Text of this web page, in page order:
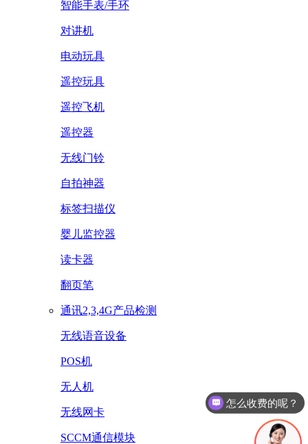
智能手表/手环
对讲机
电动玩具
遥控玩具
遥控飞机
遥控器
无线门铃
自拍神器
标签扫描仪
婴儿监控器
读卡器
翻页笔
通讯2,3,4G产品检测
无线语音设备
POS机
无人机
无线网卡
SCCM通信模块
怎么收费的呢？